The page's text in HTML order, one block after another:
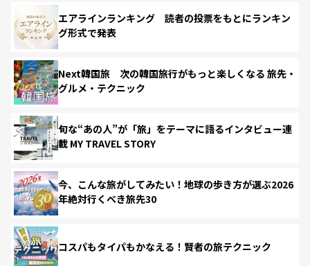
エアラインランキング 読者の投票をもとにランキン
グ形式で発表
Next韓国旅 次の韓国旅行がもっと楽しくなる 旅先・
グルメ・テクニック
旬な“あの人”が「旅」をテーマに語るインタビュー連
載 MY TRAVEL STORY
今、こんな旅がしてみたい！地球の歩き方が選ぶ2026
年絶対行くべき旅先30
コスパもタイパもかなえる！賢者の旅テクニック